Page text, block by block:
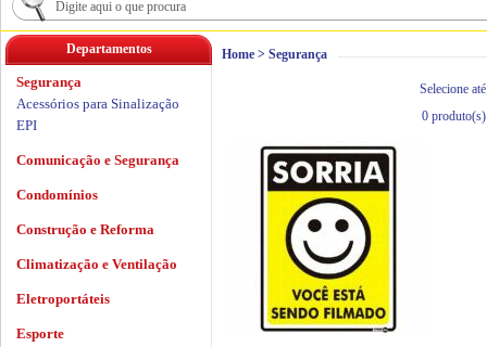
Home > Segurança
Selecione
0produto(s)
Departamentos
Segurança
Acessórios para Sinalização
EPI
Comunicação e Segurança
Condomínios
Construção e Reforma
Climatização e Ventilação
Eletroportáteis
Esporte